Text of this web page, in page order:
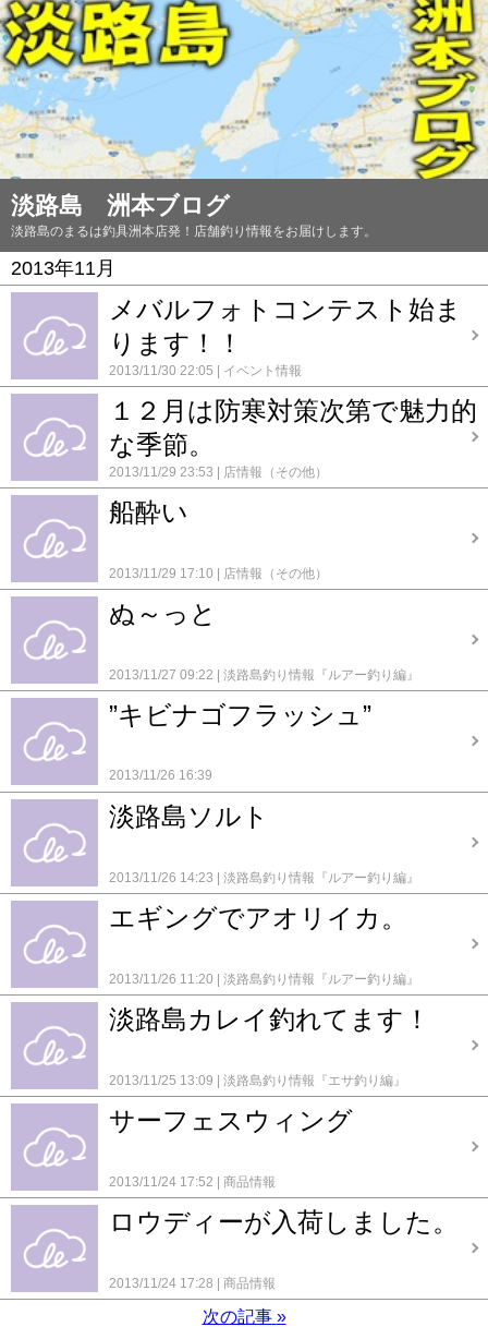
淡路島 洲本ブログ
淡路島のまるは釣具洲本店発！店舗釣り情報をお届けします。
2013年11月
メバルフォトコンテスト始ま
ります！！
2013/11/30 22:05 イベント情報
１２月は防寒対策次第で魅力的
な季節。
2013/11/29 23:53 店情報（その他）
船酔い
2013/11/29 17:10 店情報（その他）
ぬ～っと
2013/11/27 09:22 淡路島釣り情報『ルアー釣り編』
”キビナゴフラッシュ”
2013/11/26 16:39
淡路島ソルト
2013/11/26 14:23 淡路島釣り情報『ルアー釣り編』
エギングでアオリイカ。
2013/11/26 11:20 淡路島釣り情報『ルアー釣り編』
淡路島カレイ釣れてます！
2013/11/25 13:09 淡路島釣り情報『エサ釣り編』
サーフェスウィング
2013/11/24 17:52 商品情報
ロウディーが入荷しました。
2013/11/24 17:28 商品情報
次の記事 »